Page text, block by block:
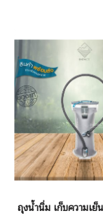
ถุงน้ำนิ่ม เก็บความเย็